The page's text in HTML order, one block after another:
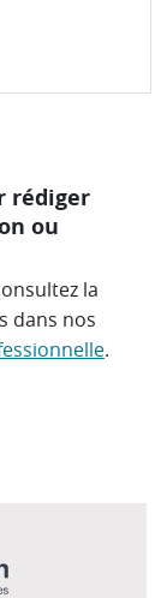
rédiger
ou
la
dans nos
.